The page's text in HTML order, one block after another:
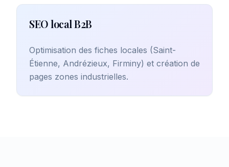
SEO local B2B
Optimisation des fiches locales (Saint-
Étienne, Andrézieux, Firminy) et création de
pages zones industrielles.